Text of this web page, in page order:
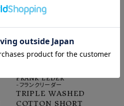
FRANK LEDER
-フランクリーダー
TRIPLE WASHED
COTTON SHORT